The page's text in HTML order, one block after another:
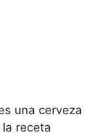
una cerveza
receta